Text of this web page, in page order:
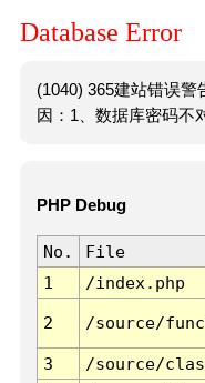
Database Error
(1040) 365建站错误
因：1、数据库密码不
PHP Debug
No. File
1
/index.php
2 /source/
3 /source/